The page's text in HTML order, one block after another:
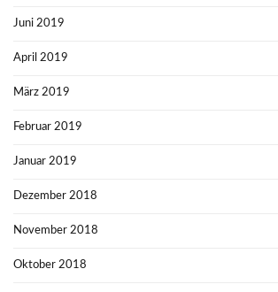
Juni 2019
April 2019
März 2019
Februar 2019
Januar 2019
Dezember 2018
November 2018
Oktober 2018